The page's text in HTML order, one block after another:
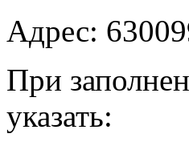
Адрес:
При
указать: